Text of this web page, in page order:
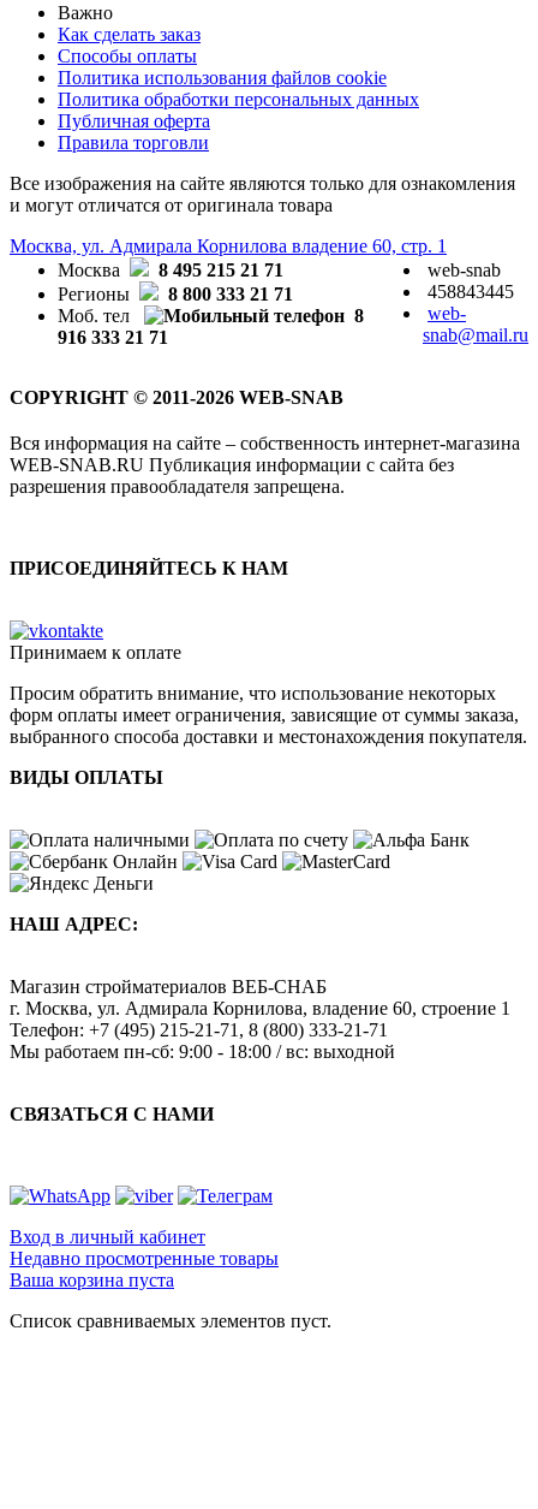
Важно
Как сделать заказ
Способы оплаты
Политика использования файлов cookie
Политика обработки персональных данных
Публичная оферта
Правила торговли
Все изображения на сайте являются только для ознакомления
и могут отличатся от оригинала товара
Москва, ул. Адмирала Корнилова владение 60, стр. 1
Москва
8 495 215 21 71
Регионы
8 800 333 21 71
Моб. тел
8
916 333 21 71
web-snab
458843445
web-
snab@mail.ru
COPYRIGHT © 2011-2026 WEB-SNAB
Вся информация на сайте – собственность интернет-магазина
WEB-SNAB.RU Публикация информации с сайта без
разрешения правообладателя запрещена.
ПРИСОЕДИНЯЙТЕСЬ К НАМ
Принимаем к оплате
Просим обратить внимание, что использование некоторых
форм оплаты имеет ограничения, зависящие от суммы заказа,
выбранного способа доставки и местонахождения покупателя.
ВИДЫ ОПЛАТЫ
НАШ АДРЕС:
Магазин стройматериалов ВЕБ-СНАБ
г. Москва, ул. Адмирала Корнилова, владение 60, строение 1
Телефон: +7 (495) 215-21-71 , 8 (800) 333-21-71
Мы работаем пн-сб: 9:00 - 18:00 / вс: выходной
СВЯЗАТЬСЯ С НАМИ
Вход в личный кабинет
Недавно просмотренные товары
Ваша корзина пуста
Список сравниваемых элементов пуст.